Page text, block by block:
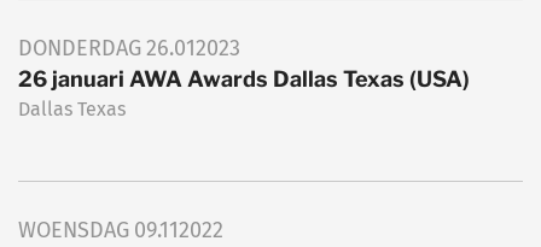
DONDERDAG26.012023
26 januari AWA Awards Dallas Texas (USA)
Dallas Texas
WOENSDAG 09.112022